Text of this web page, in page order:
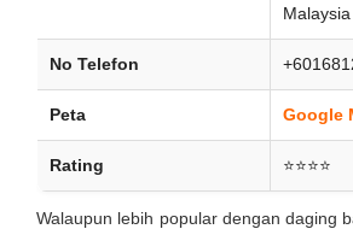
Malaysia
No Telefon
Peta Google
Rating ⭐⭐⭐⭐
Walaupun lebih popular dengan daging